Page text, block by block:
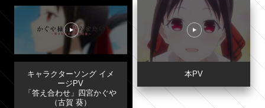
キャラクターソング イメ
ージPV
「答え合わせ」四宮かぐや
（古賀 葵）
本PV